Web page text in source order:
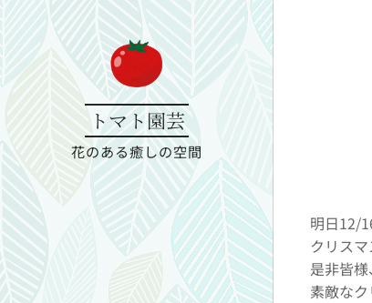
トマト園芸
花のある癒しの空間
明日12/
クリス
是非皆様
素敵な